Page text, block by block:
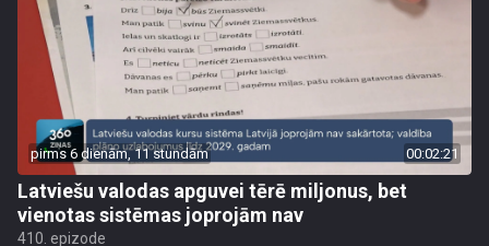
pirms 6 dienām, 11 stundām 00:02:21
Latviešu valodas apguvei tērē miljonus, bet
vienotas sistēmas joprojām nav
410. epizode